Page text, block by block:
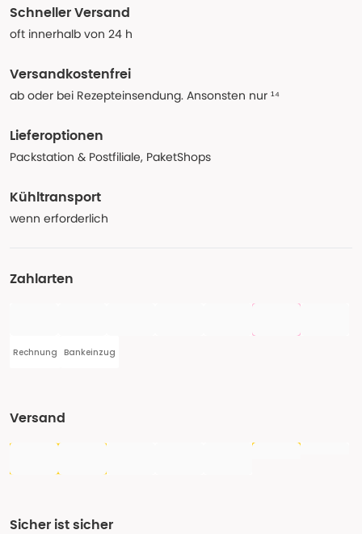
Schneller Versand
oft innerhalb von 24 h
Versandkostenfrei
ab oder bei Rezepteinsendung. Ansonsten nur ¹⁴
Lieferoptionen
Packstation & Postfiliale, PaketShops
Kühltransport
wenn erforderlich
Zahlarten
Rechnung Bankeinzug
Versand
Sicher ist sicher